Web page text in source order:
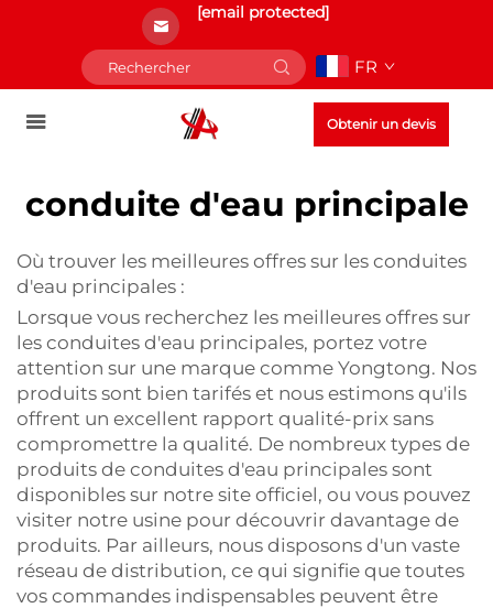
[email protected]
FR
Obtenir un devis
conduite d'eau principale
Où trouver les meilleures offres sur les conduites
d'eau principales :
Lorsque vous recherchez les meilleures offres sur
les conduites d'eau principales, portez votre
attention sur une marque comme Yongtong. Nos
produits sont bien tarifés et nous estimons qu'ils
offrent un excellent rapport qualité-prix sans
compromettre la qualité. De nombreux types de
produits de conduites d'eau principales sont
disponibles sur notre site officiel, ou vous pouvez
visiter notre usine pour découvrir davantage de
produits. Par ailleurs, nous disposons d'un vaste
réseau de distribution, ce qui signifie que toutes
vos commandes indispensables peuvent être